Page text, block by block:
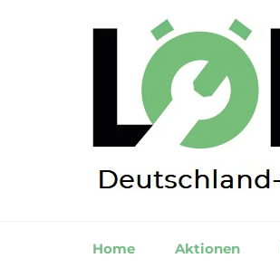
Home Aktionen